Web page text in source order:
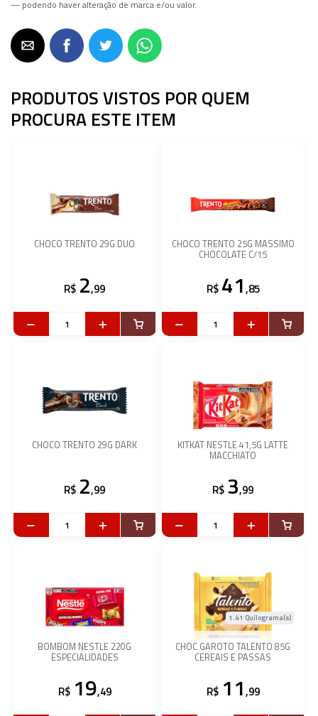
— podendo haver alteração de marca e/ou valor.
PRODUTOS VISTOS POR QUEM
PROCURA ESTE ITEM
CHOCO TRENTO 29G DUO
R$ 2,99
CHOCO TRENTO 25G MASSIMO
CHOCOLATE C/15
R$ 41,85
CHOCO TRENTO 29G DARK
R$ 2,99
KITKAT NESTLE 41,5G LATTE
MACCHIATO
R$ 3,99
BOMBOM NESTLE 220G
ESPECIALIDADES
R$ 19,49
CHOC GAROTO TALENTO 85G
CEREAIS E PASSAS
1.41 Quilograma(s)
R$ 11,99